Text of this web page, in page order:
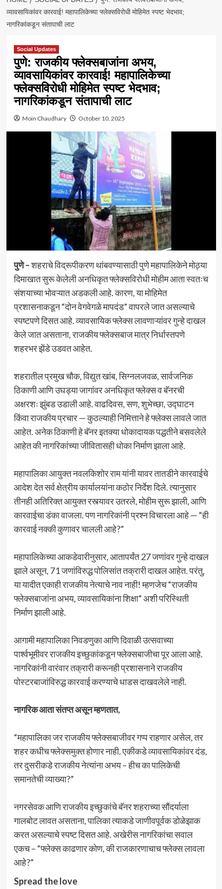
व्यावसायिकांवर कारवाई! महापालिकेच्या फ्लेक्सविरोधी मोहिमेत स्पष्ट भेदभाव;
नागरिकांकडून संतापाची लाट
Social Updates
पुणे: राजकीय फ्लेक्सबाजांना अभय,
व्यावसायिकांवर कारवाई! महापालिकेच्या
फ्लेक्सविरोधी मोहिमेत स्पष्ट भेदभाव;
नागरिकांकडून संतापाची लाट
Moin Chaudhary October 10, 2025
पुणे –शहराचे विद्रूपीकरण थांबवण्यासाठी पुणे महापालिकेने मोठ्या
दिमाखात सुरू केलेली अनधिकृत फ्लेक्सविरोधी मोहीम आता स्वतःच
संशयाच्या भोवऱ्यात अडकली आहे. कारण, या मोहिमेत
प्रशासनाकडून “दोन वेगवेगळे मापदंड” वापरले जात असल्याचे
स्पष्टपणे दिसत आहे. व्यावसायिक फ्लेक्स लावणाऱ्यांवर गुन्हे दाखल
केले जात असताना, राजकीय फ्लेक्सबाज मात्र निर्धास्तपणे
शहरभर झेंडे उडवत आहेत.
शहरातील प्रमुख चौक, विद्युत खांब, सिग्नलजवळ, सार्वजनिक
ठिकाणी आणि उघड्या जागांवर अनधिकृत फ्लेक्स व बॅनरची
अक्षरशः झुंबड उडाली आहे. वाढदिवस, सण, शुभेच्छा, उद्घाटन
किंवा राजकीय प्रचार — कुठल्याही निमित्ताने हे फ्लेक्स लावले जात
आहेत. अनेक ठिकाणी हे बॅनर इतक्या धोकादायक पद्धतीने बसवलेले
आहेत की नागरिकांच्या जीवितासही धोका निर्माण झाला आहे.
महापालिका आयुक्त नवलकिशोर राम यांनी यावर तातडीने कारवाईचे
आदेश देत सर्व क्षेत्रीय कार्यालयांना कठोर निर्देश दिले. त्यानुसार
तीनही अतिरिक्त आयुक्त रस्त्यावर उतरले, मोहीम सुरू झाली, आणि
कारवाईचा डंका वाजला. पण नागरिकांनी प्रश्न विचारला आहे — “ही
कारवाई नक्की कुणावर चालली आहे?”
महापालिकेच्या आकडेवारीनुसार, आतापर्यंत 27 जणांवर गुन्हे दाखल
झाले असून, 71 जणांविरुद्ध पोलिसांत तक्रारी दाखल आहेत. परंतु,
या यादीत एकाही राजकीय नेत्याचे नाव नाही! म्हणजेच “राजकीय
फ्लेक्सबाजांना अभय, व्यावसायिकांना शिक्षा” अशी परिस्थिती
निर्माण झाली आहे.
आगामी महापालिका निवडणुका आणि दिवाळी उत्सवाच्या
पार्श्वभूमीवर राजकीय इच्छुकांकडून फ्लेक्सबाजीचा पूर आला आहे.
नागरिकांनी वारंवार तक्रारी करूनही प्रशासनाने राजकीय
पोस्टरबाजांविरुद्ध कारवाई करण्याचे धाडस दाखवलेले नाही.
नागरिक आता संतप्त असून म्हणतात,
“महापालिका जर राजकीय फ्लेक्सबाजीवर गप्प राहणार असेल, तर
शहर कधीच फ्लेक्समुक्त होणार नाही. एकीकडे व्यावसायिकांवर दंड,
तर दुसरीकडे राजकीय नेत्यांना अभय – हीच का पालिकेची
समानतेची व्याख्या?”
नगरसेवक आणि राजकीय इच्छुकांचे बॅनर शहराच्या सौंदर्याला
गालबोट लावत असताना, पालिका त्याकडे जाणीवपूर्वक डोळेझाक
करत असल्याचे स्पष्ट दिसत आहे. अखेरीस नागरिकांचा सवाल
एकच – “फ्लेक्स काढणार कोण, की राजकारणाचाच फ्लेक्स लावला
आहे?”
Spread the love